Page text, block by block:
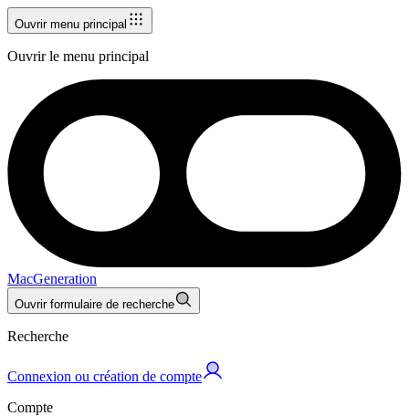
Ouvrir menu principal
Ouvrir le menu principal
MacGeneration
Ouvrir formulaire de recherche
Recherche
Connexion ou création de compte
Compte